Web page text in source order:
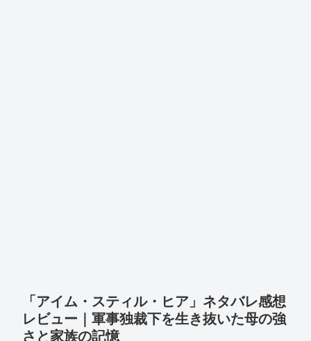
「アイム・スティル・ヒア」ネタバレ感想
レビュー｜軍事独裁下を生き抜いた母の強
さと家族の記憶